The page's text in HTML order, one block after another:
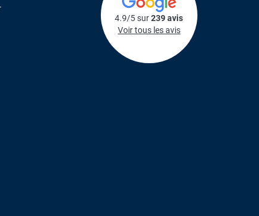
4.9/5 sur239 avis
Voir tous les avis